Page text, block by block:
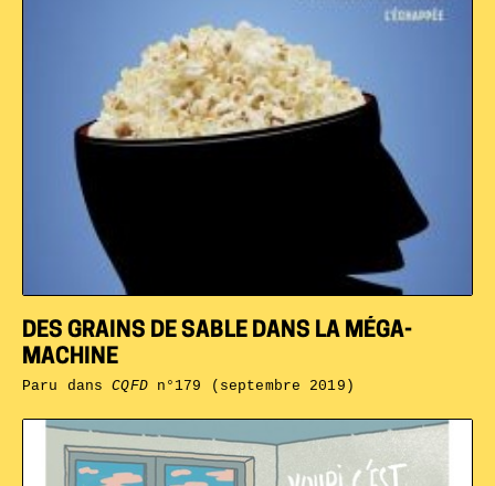
DES GRAINS DE SABLE DANS LA MÉGA-
MACHINE
Paru dansCQFDn°179 (septembre 2019)